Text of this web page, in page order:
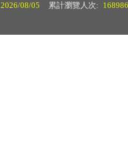
2026/08/05 累計瀏覽人次: